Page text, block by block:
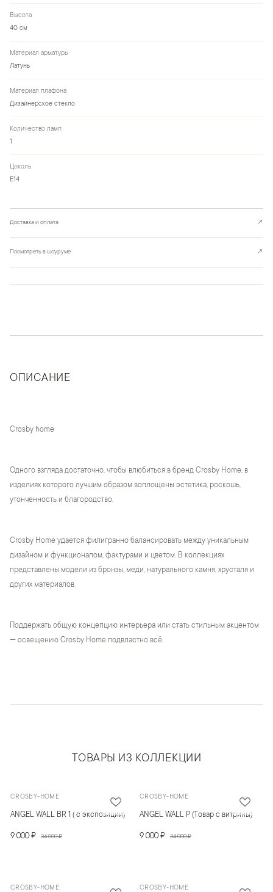
Высота
40 см
Материал арматуры
Латунь
Материал плафона
Дизайнерское стекло
Количество ламп
1
Цоколь
Е14
Доставка и оплата ↗
Посмотреть в шоуруме ↗
ОПИСАНИЕ
Crosby home
Одного взгляда достаточно, чтобы влюбиться в бренд Crosby Home, в
изделиях которого лучшим образом воплощены эстетика, роскошь,
утонченность и благородство.
Crosby Home удается филигранно балансировать между уникальным
дизайном и функционалом, фактурами и цветом. В коллекциях
представлены модели из бронзы, меди, натурального камня, хрусталя и
других материалов.
Поддержать общую концепцию интерьера или стать стильным акцентом
— освещению Crosby Home подвластно всё.
ТОВАРЫ ИЗ КОЛЛЕКЦИИ
CROSBY-HOME
ANGEL WALL BR 1 ( с экспозиции)
9 000 ₽ 34 000 ₽
CROSBY-HOME
ANGEL WALL P (Товар с витрины)
9 000 ₽ 34 000 ₽
CROSBY-HOME CROSBY-HOME